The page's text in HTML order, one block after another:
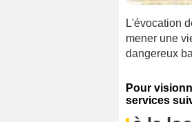
L'évocation
mener une
dangereux
Pour
services